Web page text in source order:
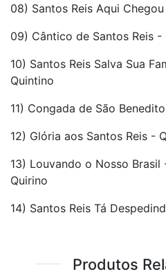
08) Santos Reis Aqui
09) Cântico de Santos Reis -
10) Santos Reis Salva Sua
Quintino
11) Congada de São
12) Glória aos Santos Reis -
13) Louvando o Nosso
Quirino
14) Santos Reis Tá
Produtos